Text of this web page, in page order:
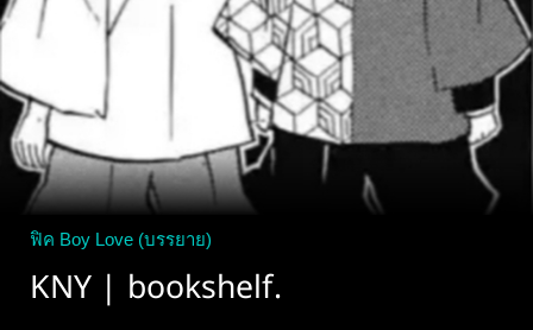
ฟิค Boy Love (บรรยาย)
KNY | bookshelf.